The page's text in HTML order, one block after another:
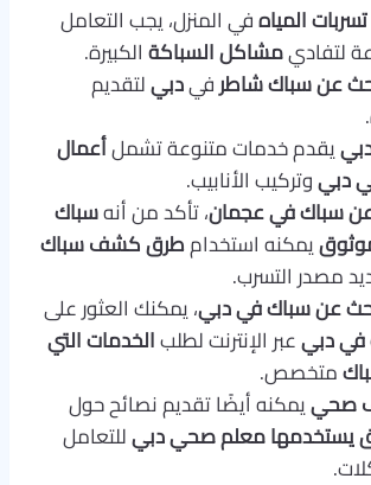
تسربات المياهفي المنزل، يجب التعامل
لتفاديمشاكل السباكةالكبيرة.
عن سباك شاطرفيدبيلتقديم
يقدم خدمات متنوعة تشملأعمال
دبيوتركيب الأنابيب.
سباك في عجمان، تأكد من أنهسباك
يمكنه استخدامطرق كشف سباك
مصدر التسرب.
عن سباك في دبي، يمكنك العثور على
في دبيعبر الإنترنت لطلبالخدمات التي
متخصص.
صحييمكنه أيضًا تقديم نصائح حول
يستخدمها معلم صحي دبيللتعامل